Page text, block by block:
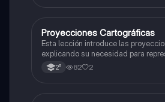
Geografía
Proyecciones Cartográficas
Esta lección introduce las
explicando su necesidad para
un plano y la selección de la
adecuada para minimizar
2° 82 2